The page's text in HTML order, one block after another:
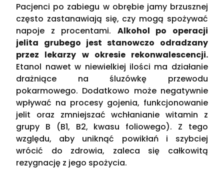
Pacjenci po zabiegu w obrębie jamy brzusznej
często zastanawiają się, czy mogą spożywać
napoje z procentami. Alkohol po operacji
jelita grubego jest stanowczo odradzany
przez lekarzy w okresie rekonwalescencji.
Etanol nawet w niewielkiej ilości ma działanie
drażniące na śluzówkę przewodu
pokarmowego. Dodatkowo może negatywnie
wpływać na procesy gojenia, funkcjonowanie
jelit oraz zmniejszać wchłanianie witamin z
grupy B (B1, B2, kwasu foliowego). Z tego
względu, aby uniknąć powikłań i szybciej
wrócić do zdrowia, zaleca się całkowitą
rezygnację z jego spożycia.